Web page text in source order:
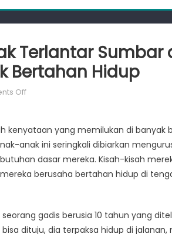
Terlantar Sumbar
Bertahan Hidup
Offon
Anak
Terlantar
Sumbar
dan
Bertahan
Hidup
kenyataan yang memilukan di banyak
anak ini seringkali dibiarkan
dasar mereka. Kisah-kisah
berusaha bertahan hidup di
gadis berusia 10 tahun yang
dituju, dia terpaksa hidup di